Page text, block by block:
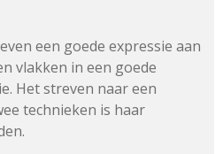
een goede expressie aan
vlakken in een goede
Het streven naar een
technieken is haar